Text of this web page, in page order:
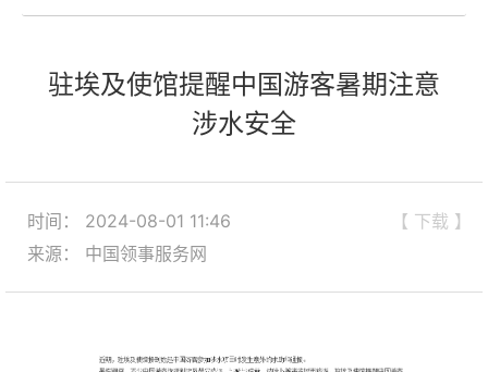
驻埃及使馆提醒中国游客暑期注意
涉水安全
【 下载 】
时间： 2024-08-01 11:46
来源： 中国领事服务网